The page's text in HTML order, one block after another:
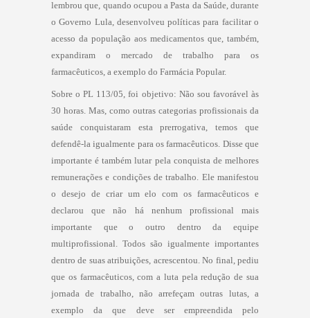
lembrou que, quando ocupou a Pasta da Saúde, durante
o Governo Lula, desenvolveu políticas para facilitar o
acesso da população aos medicamentos que, também,
expandiram o mercado de trabalho para os
farmacêuticos, a exemplo do Farmácia Popular.
Sobre o PL 113/05, foi objetivo: Não sou favorável às
30 horas. Mas, como outras categorias profissionais da
saúde conquistaram esta prerrogativa, temos que
defendê-la igualmente para os farmacêuticos. Disse que
importante é também lutar pela conquista de melhores
remunerações e condições de trabalho. Ele manifestou
o desejo de criar um elo com os farmacêuticos e
declarou que não há nenhum profissional mais
importante que o outro dentro da equipe
multiprofissional. Todos são igualmente importantes
dentro de suas atribuições, acrescentou. No final, pediu
que os farmacêuticos, com a luta pela redução de sua
jornada de trabalho, não arrefeçam outras lutas, a
exemplo da que deve ser empreendida pelo